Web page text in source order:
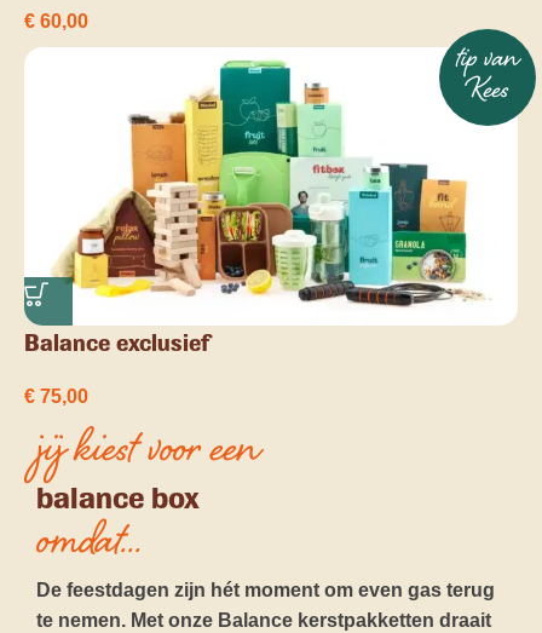
€ 60,00
Balance exclusief
€ 75,00
tip van
Kees
jij kiest voor een
balance box
omdat...
De feestdagen zijn hét moment om even gas terug
te nemen. Met onze Balance kerstpakketten draait